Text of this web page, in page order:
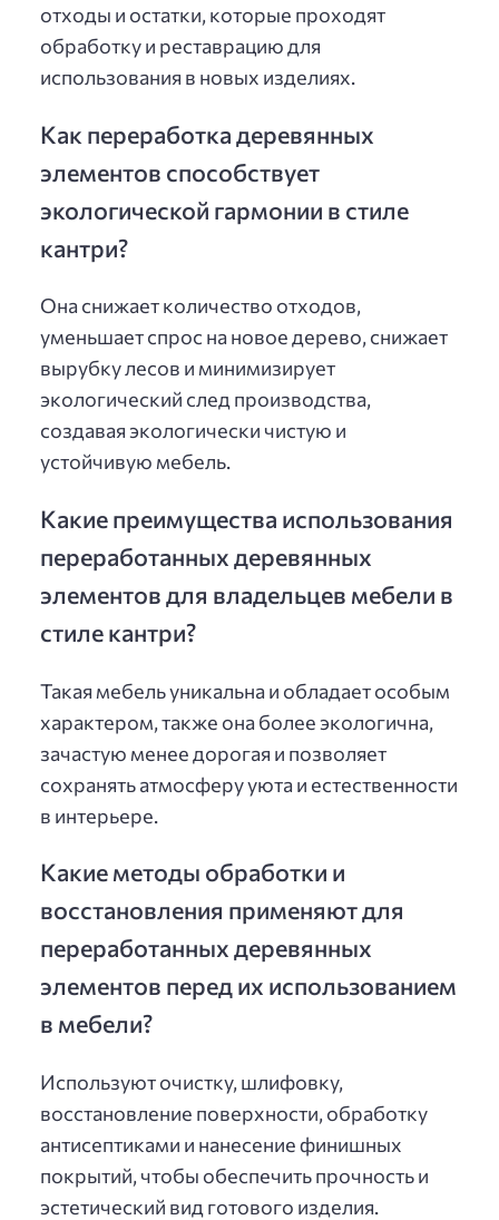
отходы и остатки, которые проходят
обработку и реставрацию для
использования в новых изделиях.
Как переработка деревянных
элементов способствует
экологической гармонии в стиле
кантри?
Она снижает количество отходов,
уменьшает спрос на новое дерево, снижает
вырубку лесов и минимизирует
экологический след производства,
создавая экологически чистую и
устойчивую мебель.
Какие преимущества использования
переработанных деревянных
элементов для владельцев мебели в
стиле кантри?
Такая мебель уникальна и обладает особым
характером, также она более экологична,
зачастую менее дорогая и позволяет
сохранять атмосферу уюта и естественности
в интерьере.
Какие методы обработки и
восстановления применяют для
переработанных деревянных
элементов перед их использованием
в мебели?
Используют очистку, шлифовку,
восстановление поверхности, обработку
антисептиками и нанесение финишных
покрытий, чтобы обеспечить прочность и
эстетический вид готового изделия.